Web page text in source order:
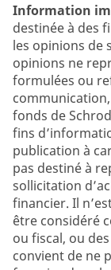
Information
destinée à des
les opinions de
opinions ne
formulées ou
fonds de
fins
publication à
pas destiné à
sollicitation
financier. Il
être considéré
ou fiscal, ou
convient de ne